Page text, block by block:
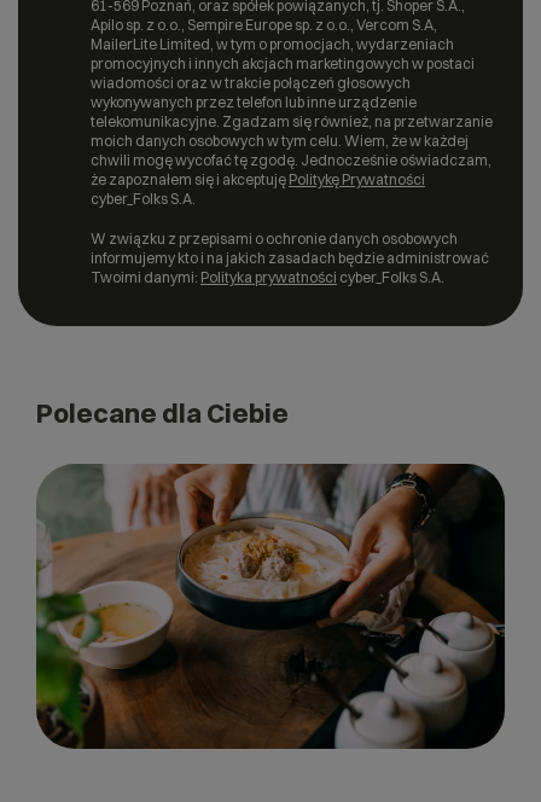
61-569 Poznań, oraz spółek powiązanych, tj. Shoper S.A.,
Apilo sp. z o.o., Sempire Europe sp. z o.o., Vercom S.A,
MailerLite Limited, w tym o promocjach, wydarzeniach
promocyjnych i innych akcjach marketingowych w postaci
wiadomości oraz w trakcie połączeń głosowych
wykonywanych przez telefon lub inne urządzenie
telekomunikacyjne. Zgadzam się również, na przetwarzanie
moich danych osobowych w tym celu. Wiem, że w każdej
chwili mogę wycofać tę zgodę. Jednocześnie oświadczam,
że zapoznałem się i akceptuję Politykę Prywatności
cyber_Folks S.A.
W związku z przepisami o ochronie danych osobowych
informujemy kto i na jakich zasadach będzie administrować
Twoimi danymi: Polityka prywatności cyber_Folks S.A.
Polecane dla Ciebie